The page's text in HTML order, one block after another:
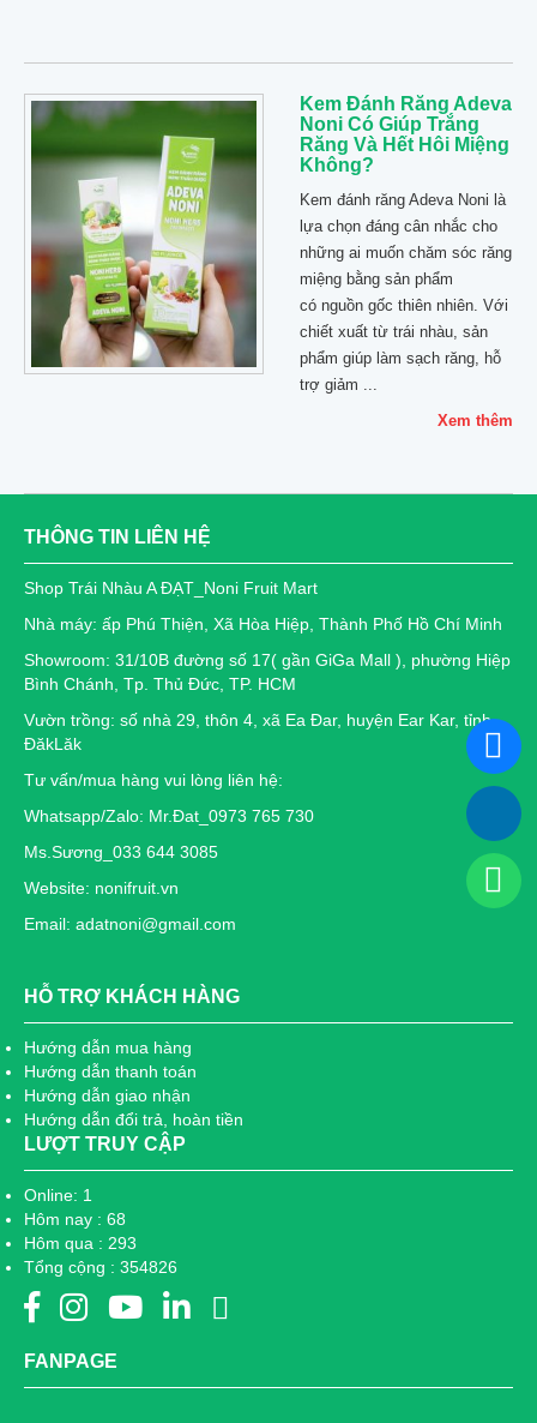
Kem Đánh Răng Adeva
Noni Có Giúp Trắng
Răng Và Hết Hôi Miệng
Không?
Kem đánh răng Adeva Noni là
lựa chọn đáng cân nhắc cho
những ai muốn chăm sóc răng
miệng bằng sản phẩm
có nguồn gốc thiên nhiên. Với
chiết xuất từ trái nhàu, sản
phẩm giúp làm sạch răng, hỗ
trợ giảm ...
Xem thêm
THÔNG TIN LIÊN HỆ
Shop Trái Nhàu A ĐẠT_Noni Fruit Mart
Nhà máy: ấp Phú Thiện, Xã Hòa Hiệp, Thành Phố Hồ Chí Minh
Showroom: 31/10B đường số 17( gần GiGa Mall ), phường Hiệp
Bình Chánh, Tp. Thủ Đức, TP. HCM
Vườn trồng: số nhà 29, thôn 4, xã Ea Đar, huyện Ear Kar, tỉnh
ĐăkLăk
Tư vấn/mua hàng vui lòng liên hệ:
Whatsapp/Zalo: Mr.Đat_0973 765 730
Ms.Sương_033 644 3085
Website: nonifruit.vn
Email: adatnoni@gmail.com
HỖ TRỢ KHÁCH HÀNG
Hướng dẫn mua hàng
Hướng dẫn thanh toán
Hướng dẫn giao nhận
Hướng dẫn đổi trả, hoàn tiền
LƯỢT TRUY CẬP
Online: 1
Hôm nay : 68
Hôm qua : 293
Tổng cộng : 354826
FANPAGE